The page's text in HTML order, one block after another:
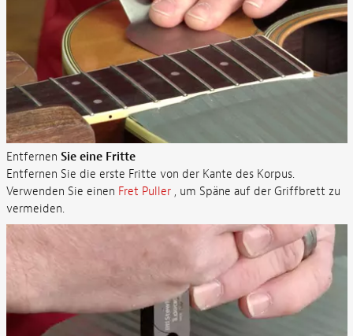
Entfernen Sie eine Fritte
Entfernen Sie die erste Fritte von der Kante des Korpus.
Verwenden Sie einen Fret Puller, um Späne auf der Griffbrett zu
vermeiden.